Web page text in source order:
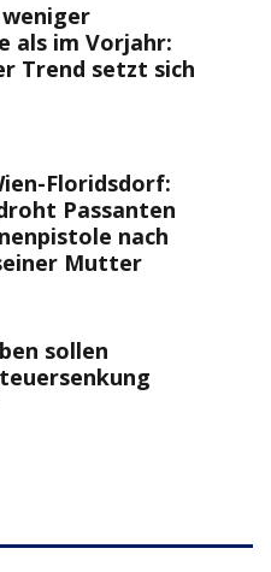
als im Vorjahr:
Trend setzt sich
Floridsdorf:
Passanten
nach
Mutter
sollen